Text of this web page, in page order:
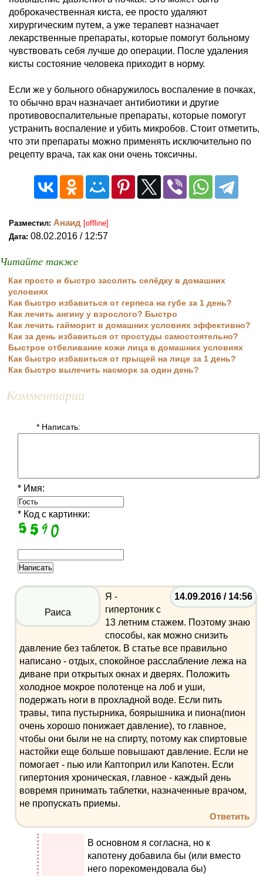
доброкачественная киста, ее просто удаляют
хирургическим путем, а уже терапевт назначает
лекарственные препараты, которые помогут больному
чувствовать себя лучше до операции. После удаления
кисты состояние человека приходит в норму.
Если же у больного обнаружилось воспаление в почках,
то обычно врач назначает антибиотики и другие
противовоспалительные препараты, которые помогут
устранить воспаление и убить микробов. Стоит отметить,
что эти препараты можно применять исключительно по
рецепту врача, так как они очень токсичны.
Разместил: Анаид [offline]
Дата: 08.02.2016 / 12:57
Читайте также
Как просто и быстро засолить селёдку в домашних
условиях
Как быстро избавиться от герпеса на губе за 1 день?
Как лечить ангину у взрослого? Быстро
Как лечить гайморит в домашних условиях эффективно?
Как за день избавиться от простуды самостоятельно?
Быстрое отбеливание кожи лица в домашних условиях
Как быстро избавиться от прыщей на лице за 1 день?
Как быстро вылечить насморк за один день?
Комментарии
* Написать:
* Имя:
* Код с картинки:
14.09.2016 / 14:56
Раиса
Я -
гипертоник с
13 летним стажем. Поэтому знаю
способы, как можно снизить
давление без таблеток. В статье все правильно
написано - отдых, спокойное расслабление лежа на
диване при открытых окнах и дверях. Положить
холодное мокрое полотенце на лоб и уши,
подержать ноги в прохладной воде. Если пить
травы, типа пустырника, боярышника и пиона(пион
очень хорошо понижает давление), то главное,
чтобы они были не на спирту, потому как спиртовые
настойки еще больше повышают давление. Если не
помогает - пью или Каптоприл или Капотен. Если
гипертония хроническая, главное - каждый день
вовремя принимать таблетки, назначенные врачом,
не пропускать приемы.
Ответить
В основном я согласна, но к
капотену добавила бы (или вместо
него порекомендовала бы)